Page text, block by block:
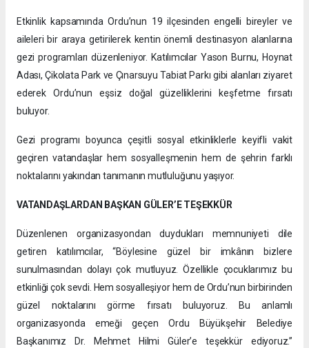
Etkinlik kapsamında Ordu’nun 19 ilçesinden engelli bireyler ve
aileleri bir araya getirilerek kentin önemli destinasyon alanlarına
gezi programları düzenleniyor. Katılımcılar Yason Burnu, Hoynat
Adası, Çikolata Park ve Çınarsuyu Tabiat Parkı gibi alanları ziyaret
ederek Ordu’nun eşsiz doğal güzelliklerini keşfetme fırsatı
buluyor.
Gezi programı boyunca çeşitli sosyal etkinliklerle keyifli vakit
geçiren vatandaşlar hem sosyalleşmenin hem de şehrin farklı
noktalarını yakından tanımanın mutluluğunu yaşıyor.
VATANDAŞLARDAN BAŞKAN GÜLER’E TEŞEKKÜR
Düzenlenen organizasyondan duydukları memnuniyeti dile
getiren katılımcılar, “Böylesine güzel bir imkânın bizlere
sunulmasından dolayı çok mutluyuz. Özellikle çocuklarımız bu
etkinliği çok sevdi. Hem sosyalleşiyor hem de Ordu’nun birbirinden
güzel noktalarını görme fırsatı buluyoruz. Bu anlamlı
organizasyonda emeği geçen Ordu Büyükşehir Belediye
Başkanımız Dr. Mehmet Hilmi Güler’e teşekkür ediyoruz.”